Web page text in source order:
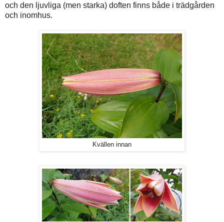
och den ljuvliga (men starka) doften finns både i trädgården
och inomhus.
Kvällen innan